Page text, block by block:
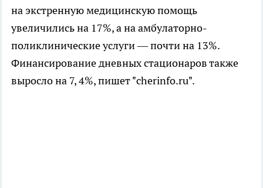
на экстренную медицинскую помощь
увеличились на 17%, а на амбулаторно-
поликлинические услуги — почти на 13%.
Финансирование дневных стационаров также
выросло на 7, 4%, пишет "cherinfo.ru".